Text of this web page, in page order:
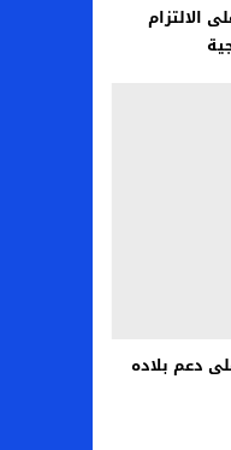
الالتزام
دعم بلاده